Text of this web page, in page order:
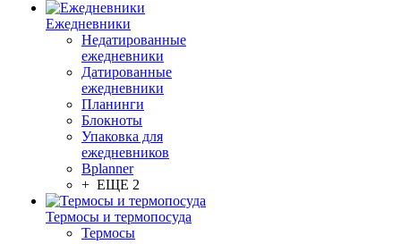
Ежедневники
Недатированные
ежедневники
Датированные
ежедневники
Планинги
Блокноты
Упаковка для
ежедневников
Bplanner
+ ЕЩЕ 2
Термосы и термопосуда
Термосы